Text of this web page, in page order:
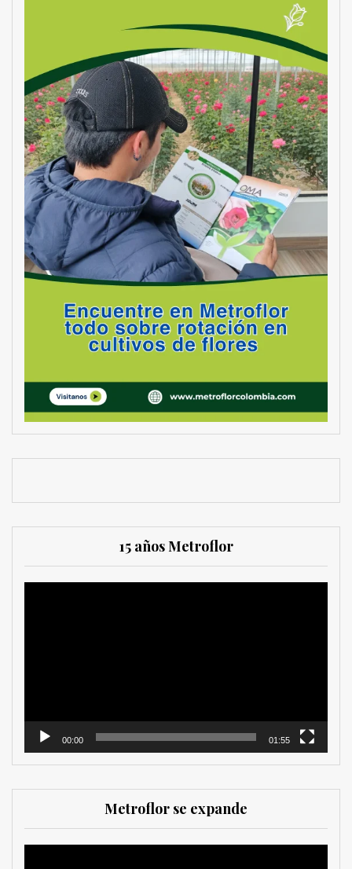
15 años Metroflor
00:00 01:55
Metroflor se expande